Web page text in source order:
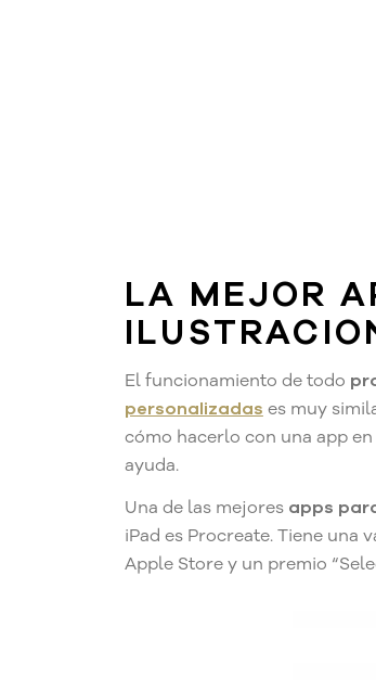
LA MEJOR
El funcionamiento de todo
personalizadas es muy
cómo hacerlo con una app
ayuda.
Una de las mejores apps
iPad es Procreate. Tiene una
Apple Store y un premio